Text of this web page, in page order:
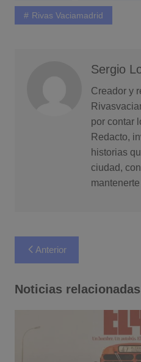
Rivas Vaciamadrid
Sergio
Creador y
por contar
Redacto,
historias
ciudad,
Navegación
de
entradas
Anterior
Noticias relacionadas